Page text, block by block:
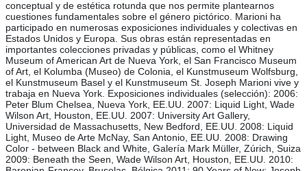
conceptual y de estética rotunda que nos permite plantearnos
cuestiones fundamentales sobre el género pictórico. Marioni ha
participado en numerosas exposiciones individuales y colectivas en
Estados Unidos y Europa. Sus obras están representadas en
importantes colecciones privadas y públicas, como el Whitney
Museum of American Art de Nueva York, el San Francisco Museum
of Art, el Kolumba (Museo) de Colonia, el Kunstmuseum Wolfsburg,
el Kunstmuseum Basel y el Kunstmuseum St. Joseph Marioni vive y
trabaja en Nueva York. Exposiciones individuales (selección): 2006:
Peter Blum Chelsea, Nueva York, EE.UU. 2007: Liquid Light, Wade
Wilson Art, Houston, EE.UU. 2007: University Art Gallery,
Universidad de Massachusetts, New Bedford, EE.UU. 2008: Liquid
Light, Museo de Arte McNay, San Antonio, EE.UU. 2008: Drawing
Color - between Black and White, Galería Mark Müller, Zúrich, Suiza
2009: Beneath the Seen, Wade Wilson Art, Houston, EE.UU. 2010: